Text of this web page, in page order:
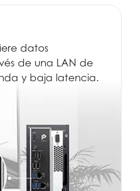
datos
de una LAN de
y baja latencia.